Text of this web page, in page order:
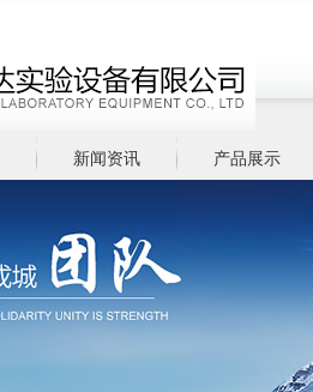
新闻资讯 产品展示